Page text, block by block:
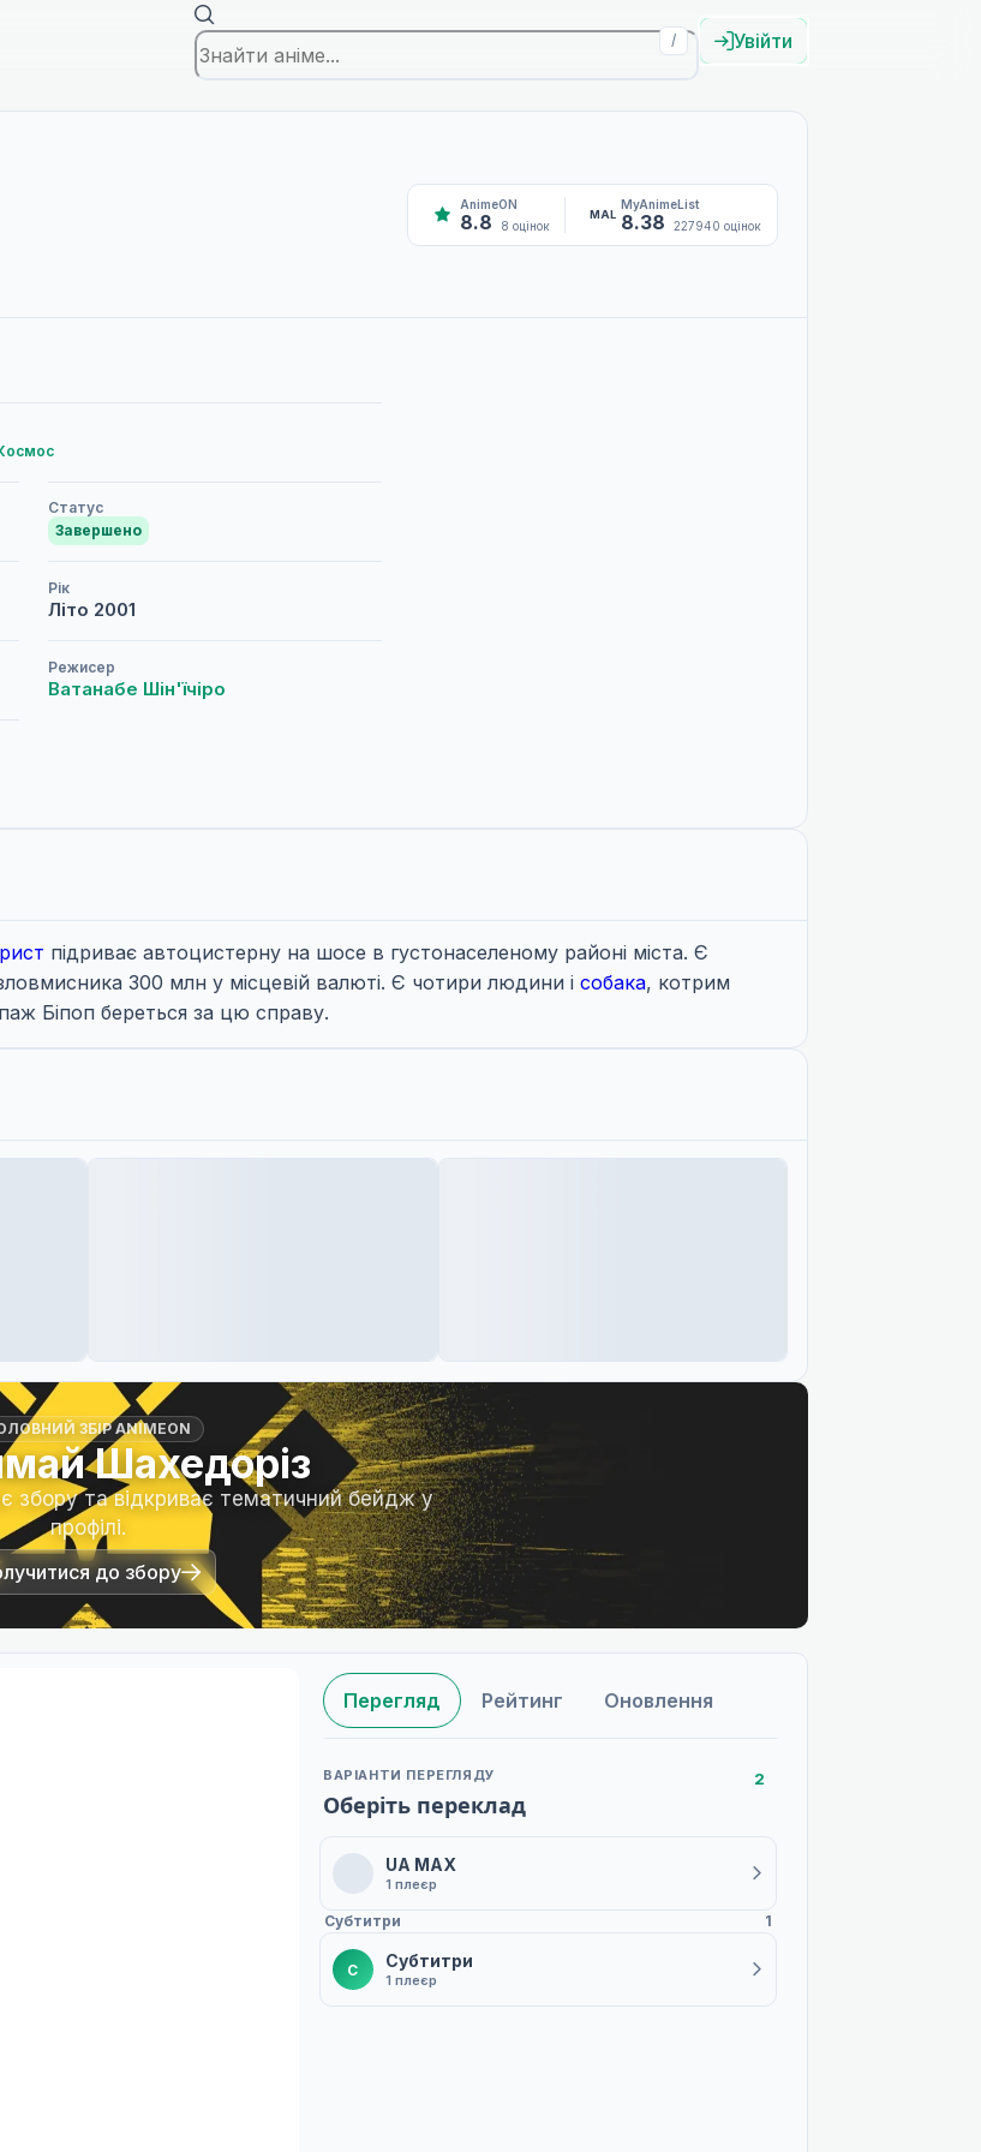
/ Увійти
AnimeON
8.8 8 оцінок
MAL
MyAnimeList
8.38 227940 оцінок
Статус
Завершено
Рік
Літо 2001
Режисер
Ватанабе Шін'їчіро
підриває автоцистерну на шосе в густонаселеному районі міста. Є
300 млн у місцевій валюті. Є чотири людини і собака, котрим
Біпоп береться за цю справу.
ЗБІР ANIMEON
Шахедоріз
збору та відкриває тематичний бейдж у
профілі.
до збору
Перегляд Рейтинг Оновлення
ВАРІАНТИ ПЕРЕГЛЯДУ
Оберіть переклад
2
UA MAX
1 плеєр
Субтитри 1
С Субтитри
1 плеєр